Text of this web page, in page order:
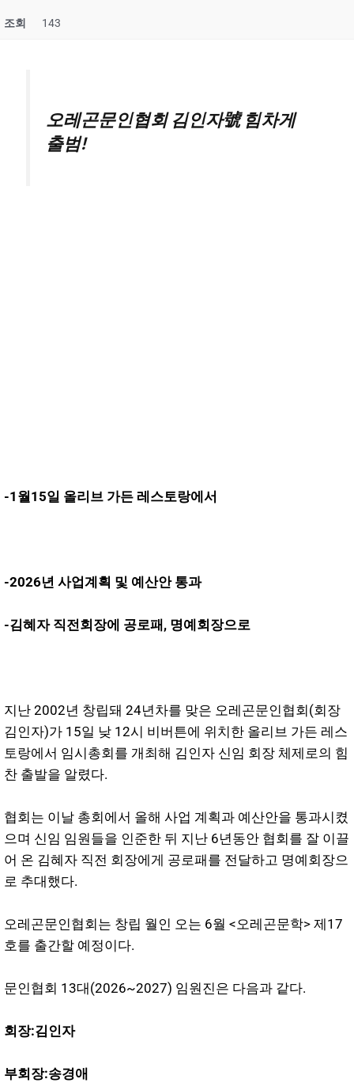
조회 143
오레곤문인협회 김인자號 힘차게
출범!
-1월15일 올리브 가든 레스토랑에서
-2026년 사업계획 및 예산안 통과
-김혜자 직전회장에 공로패, 명예회장으로
지난 2002년 창립돼 24년차를 맞은 오레곤문인협회(회장
김인자)가 15일 낮 12시 비버튼에 위치한 올리브 가든 레스
토랑에서 임시총회를 개최해 김인자 신임 회장 체제로의 힘
찬 출발을 알렸다.
협회는 이날 총회에서 올해 사업 계획과 예산안을 통과시켰
으며 신임 임원들을 인준한 뒤 지난 6년동안 협회를 잘 이끌
어 온 김혜자 직전 회장에게 공로패를 전달하고 명예회장으
로 추대했다.
오레곤문인협회는 창립 월인 오는 6월 <오레곤문학> 제17
호를 출간할 예정이다.
문인협회 13대(2026~2027) 임원진은 다음과 같다.
회장:김인자
부회장:송경애